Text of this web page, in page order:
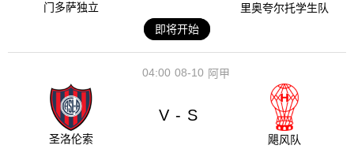
门多萨独立
里奥夸尔托学生队
即将开始
08-10
04:00 阿甲
圣洛伦索
V - S
飓风队